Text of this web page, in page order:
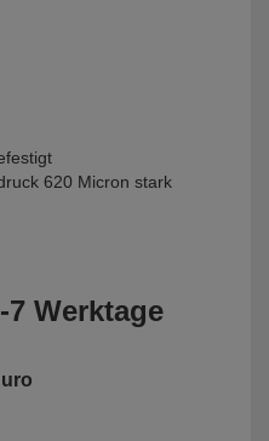
620 Micron stark
Werktage